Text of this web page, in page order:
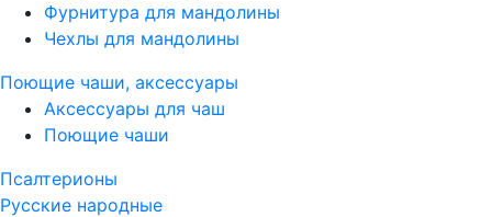
Фурнитура для мандолины
Чехлы для мандолины
Поющие чаши, аксессуары
Аксессуары для чаш
Поющие чаши
Псалтерионы
Русские народные